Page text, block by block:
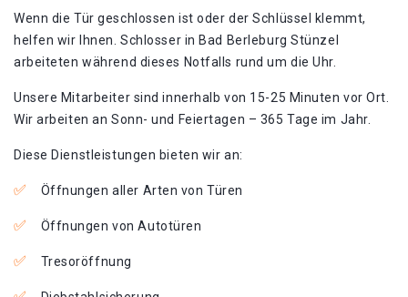
Wenn die Tür geschlossen ist oder der Schlüssel klemmt,
helfen wir Ihnen. Schlosser in Bad Berleburg Stünzel
arbeiteten während dieses Notfalls rund um die Uhr.
Unsere Mitarbeiter sind innerhalb von 15-25 Minuten vor Ort.
Wir arbeiten an Sonn- und Feiertagen – 365 Tage im Jahr.
Diese Dienstleistungen bieten wir an:
Öffnungen aller Arten von Türen
Öffnungen von Autotüren
Tresoröffnung